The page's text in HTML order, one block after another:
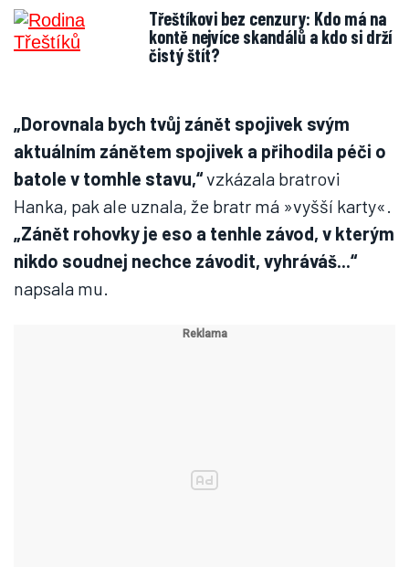
Třeštíkovi bez cenzury: Kdo má na
kontě nejvíce skandálů a kdo si drží
čistý štít?
„Dorovnala bych tvůj zánět spojivek svým
aktuálním zánětem spojivek a přihodila péči o
batole v tomhle stavu,“vzkázala bratrovi
Hanka, pak ale uznala, že bratr má »vyšší karty«.
„Zánět rohovky je eso a tenhle závod, v kterým
nikdo soudnej nechce závodit, vyhráváš...“
napsala mu.